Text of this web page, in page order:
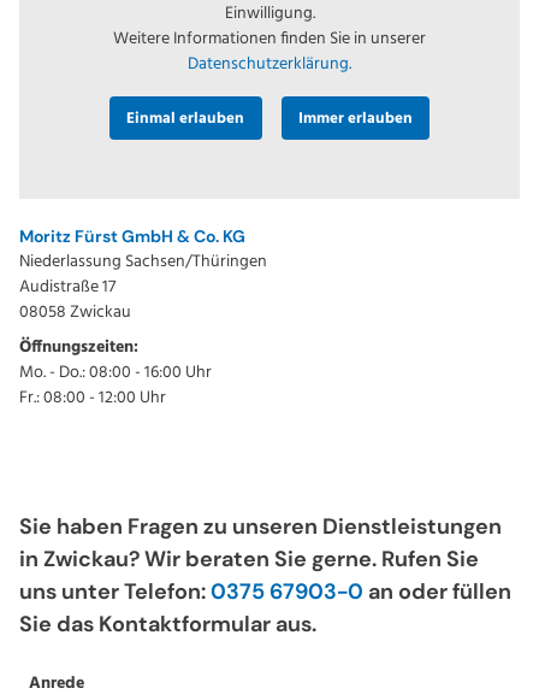
Einwilligung.
Weitere Informationen finden Sie in unserer
Datenschutzerklärung.
Einmal erlauben Immer erlauben
Moritz Fürst GmbH & Co. KG
Niederlassung Sachsen/Thüringen
Audistraße 17
08058 Zwickau
Öffnungszeiten:
Mo. - Do.: 08:00 - 16:00 Uhr
Fr.: 08:00 - 12:00 Uhr
Sie haben Fragen zu unseren Dienstleistungen
in Zwickau? Wir beraten Sie gerne. Rufen Sie
uns unter Telefon:0375 67903-0 an oder füllen
Sie das Kontaktformular aus.
Anrede